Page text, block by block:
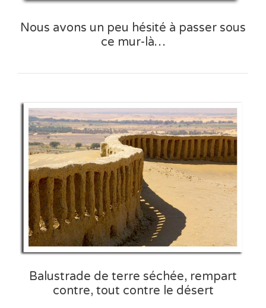
Nous avons un peu hésité à passer sous
ce mur-là…
Balustrade de terre séchée, rempart
contre, tout contre le désert